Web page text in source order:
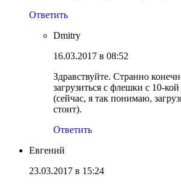
Ответить
Dmitry
16.03.2017 в 08:52
Здравствуйте. Странно
загрузиться с флешки с 10-
(сейчас, я так понимаю,
стоит).
Ответить
Евгений
23.03.2017 в 15:24